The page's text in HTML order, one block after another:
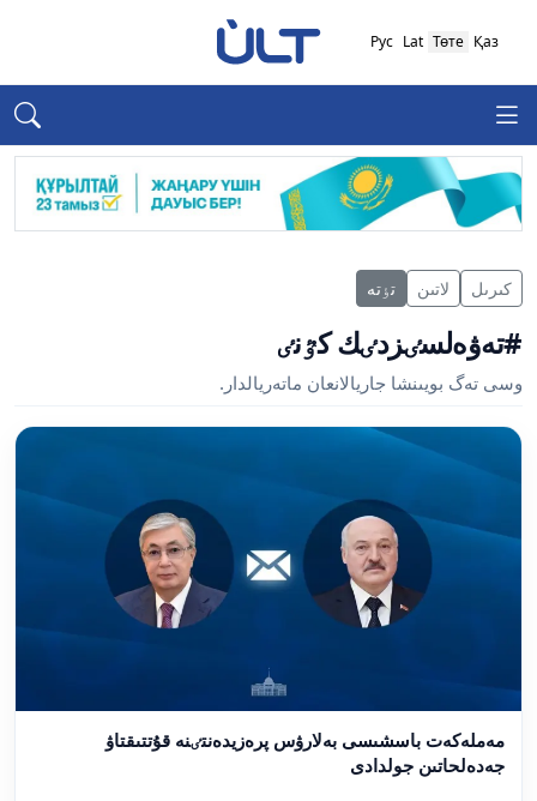
Қаз
Төте
Lat
Рус
كىرىل لاتىن تٶتە
#تەۋەلسٸزدٸك كٷنٸ
وسى تەگ بويىنشا جاريالانعان ماتەريالدار.
مەملەكەت باسشىسى بەلارۋس پرەزيدەنتٸنە قۇتتىقتاۋ
جەدەلحاتىن جولدادى